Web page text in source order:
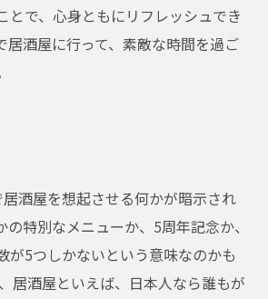
とで、心身ともにリフレッシュでき
居酒屋に行って、素敵な時間を過ご
酒屋を想起させる何かが暗示され
の特別なメニューか、5周年記念か、
が5つしかないという意味なのかも
居酒屋といえば、日本人なら誰もが